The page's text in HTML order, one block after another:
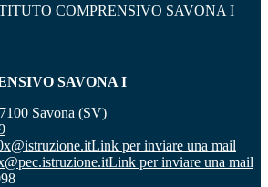
COMPRENSIVO SAVONA I
SAVONA I
Savona (SV)
Link per inviare una mail
Link per inviare una mail